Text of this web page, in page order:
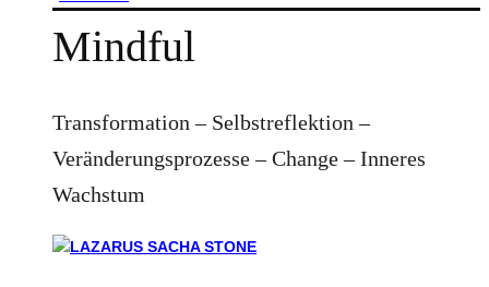
Mindful
Transformation – Selbstreflektion –
Veränderungsprozesse – Change – Inneres
Wachstum